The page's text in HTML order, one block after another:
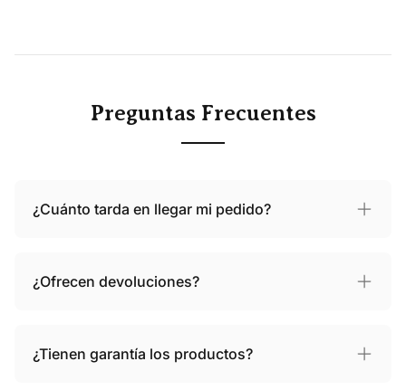
Preguntas Frecuentes
¿Cuánto tarda en llegar mi pedido?
¿Ofrecen devoluciones?
¿Tienen garantía los productos?